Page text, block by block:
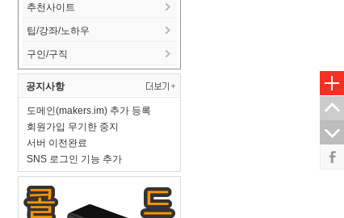
추천사이트
팁/강좌/노하우
구인/구직
공지사항
도메인(makers.im) 추가 등록
회원가입 무기한 중지
서버 이전완료
SNS 로그인 기능 추가